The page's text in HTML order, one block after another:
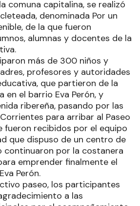
comuna capitalina, se realizó
denominada Por un
de la que fueron
alumnas y docentes de la
más de 300 niños y
profesores y autoridades
que partieron de la
en el barrio Eva Perón, y
ribereña, pasando por las
para arribar al Paseo
fueron recibidos por el equipo
que dispuso de un centro de
continuaron por la costanera
emprender finalmente el
Perón.
paseo, los participantes
a las